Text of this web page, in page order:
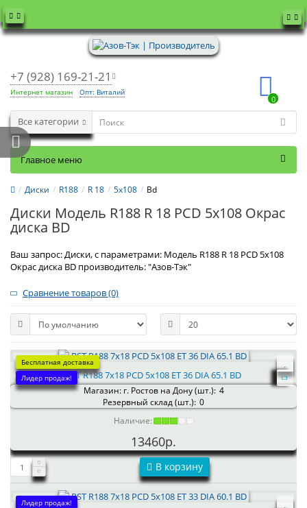
+7 (928) 169-21-21
Интернет магазин Опт: Виталий
0
Все категории
Главное меню
Диски R188 R 18 5x108 Bd
Диски Модель R188 R 18 PCD 5x108 Окрас
диска BD
Ваш запрос: Диски, с параметрами: Модель R188 R 18 PCD 5x108
Окрас диска BD производитель: "Азов-Тэк"
Сравнение товаров (0)
Бесплатная доставка
Лидер продаж!RST R188 7x18 PCD 5x108 ET 36 DIA 65.1 BD
Магазин: г. Ростов на Дону (шт.): 4
Резервный склад (шт.): 0
Наличие:
13460р.
В корзину
Лидер продаж!